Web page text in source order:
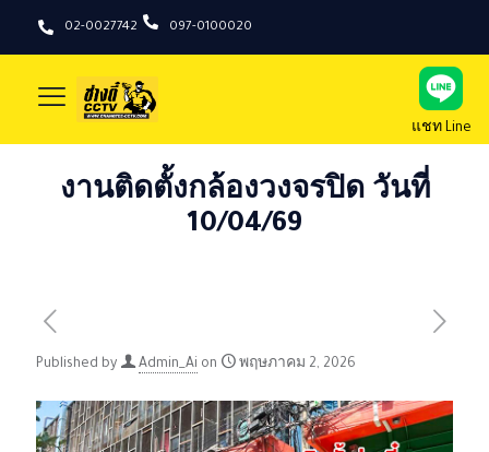
02-0027742 097-0100020
แชท Line
งานติดตั้งกล้องวงจรปิด วันที่
10/04/69
Published by Admin_Ai on พฤษภาคม 2, 2026